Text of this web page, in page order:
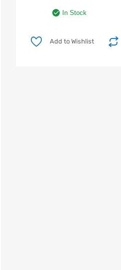
In Stock
Add to Wishlist